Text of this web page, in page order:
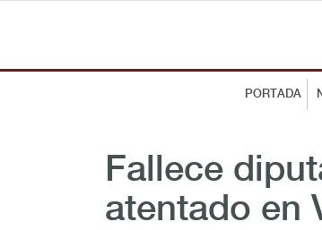
PORTADA
Fallece
atentado en